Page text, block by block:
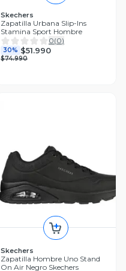
Skechers
Zapatilla Urbana Slip-Ins
Stamina Sport Hombre
0(0)
30% $51.990
$74.990
Skechers
Zapatilla Hombre Uno Stand
On Air Negro Skechers